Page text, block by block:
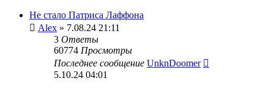
Не стало Патриса Лаффона
Alex » 7.08.24 21:11
3 Ответы
60774 Просмотры
Последнее сообщение UnknDoomer
5.10.24 04:01